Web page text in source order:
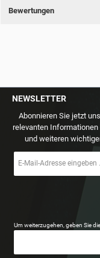
Bewertungen
NEWSLETTER
Abonnieren Sie jetzt
relevanten
und weiteren
Mail-
Um weiterzugehen, geben Sie